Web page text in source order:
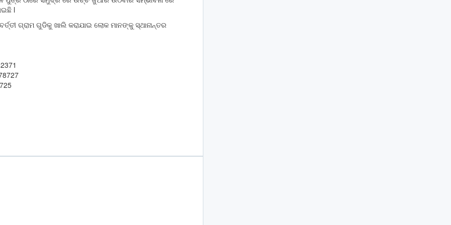
l
ଗ୍ରାମ ଗୁଡିକୁ ଖାଲି କରାଯାଇ ଲୋକ ମାନଙ୍କୁ ସ୍ଥାନାନ୍ତର